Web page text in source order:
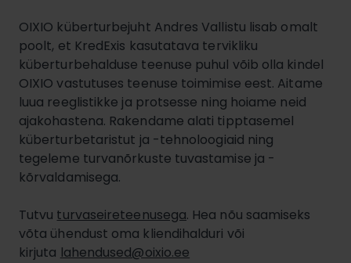
OIXIO küberturbejuht Andres Vallistu lisab omalt
poolt, et KredExis kasutatava tervikliku
küberturbehalduse teenuse puhul võib olla kindel
OIXIO vastutuses teenuse toimimise eest. Aitame
luua reeglistikke ja protsesse ning hoiame neid
ajakohastena. Rakendame alati tipptasemel
küberturbetaristut ja -tehnoloogiaid ning
tegeleme turvanõrkuste tuvastamise ja -
kõrvaldamisega.
Tutvu turvaseireteenusega. Hea nõu saamiseks
võta ühendust oma kliendihalduri või
kirjuta lahendused@oixio.ee